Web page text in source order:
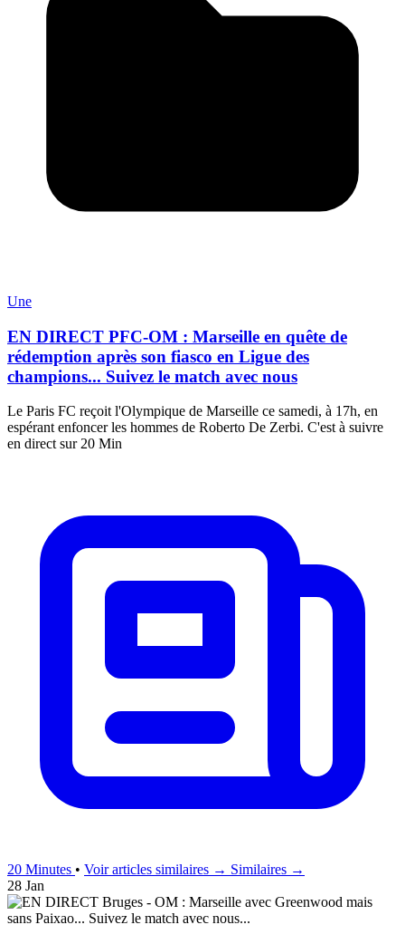
Une
EN DIRECT PFC-OM : Marseille en quête de
rédemption après son fiasco en Ligue des
champions... Suivez le match avec nous
Le Paris FC reçoit l'Olympique de Marseille ce samedi, à 17h, en
espérant enfoncer les hommes de Roberto De Zerbi. C'est à suivre
en direct sur 20 Min
20 Minutes • Voir articles similaires → Similaires →
28 Jan